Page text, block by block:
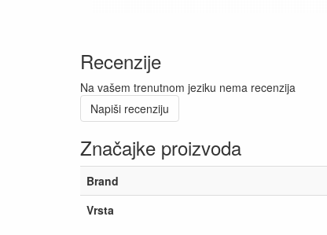
Recenzije
Na vašem trenutnom jeziku nema recenzija
Napiši recenziju
Značajke proizvoda
Brand
Vrsta